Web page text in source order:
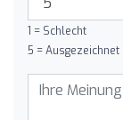
1 = Schlecht
5 = Ausgezeichnet